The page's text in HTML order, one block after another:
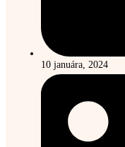
10 januára, 2024